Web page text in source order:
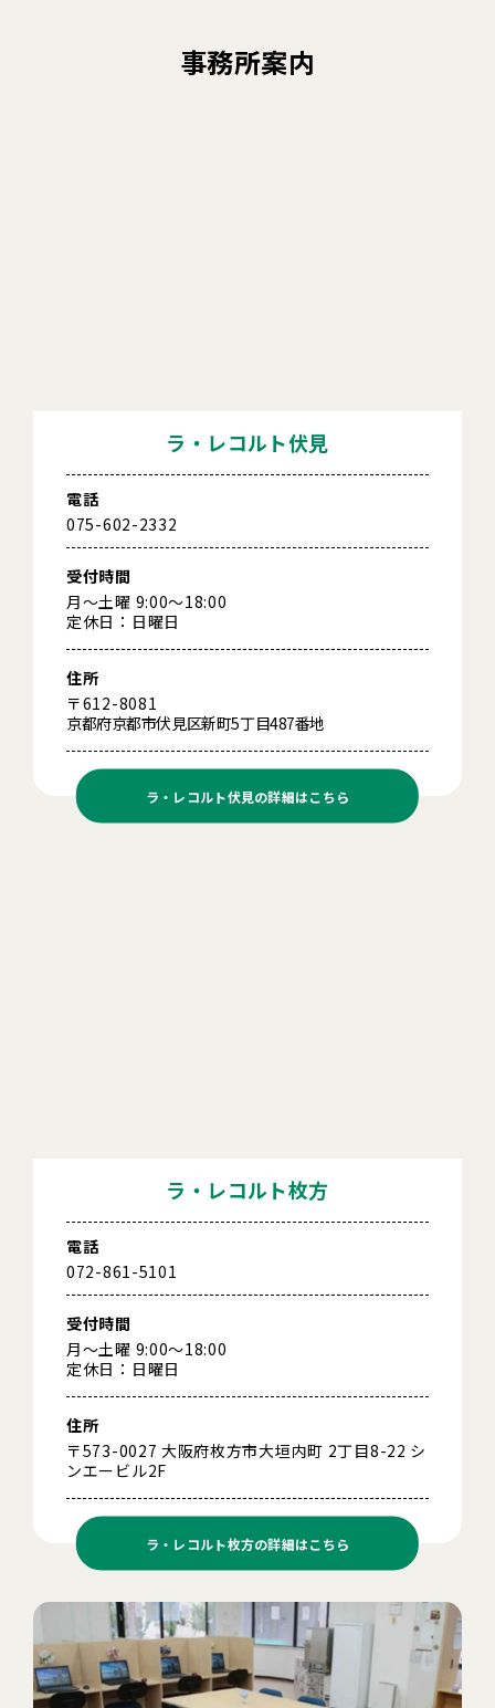
事務所案内
ラ・レコルト伏見
電話
075-602-2332
受付時間
月～土曜 9:00～18:00
定休日：日曜日
住所
〒612-8081
京都府京都市伏見区新町5丁目487番地
ラ・レコルト伏見の詳細はこちら
ラ・レコルト枚方
電話
072-861-5101
受付時間
月～土曜 9:00～18:00
定休日：日曜日
住所
〒573-0027 大阪府枚方市大垣内町 2丁目8-22 シ
ンエービル2F
ラ・レコルト枚方の詳細はこちら